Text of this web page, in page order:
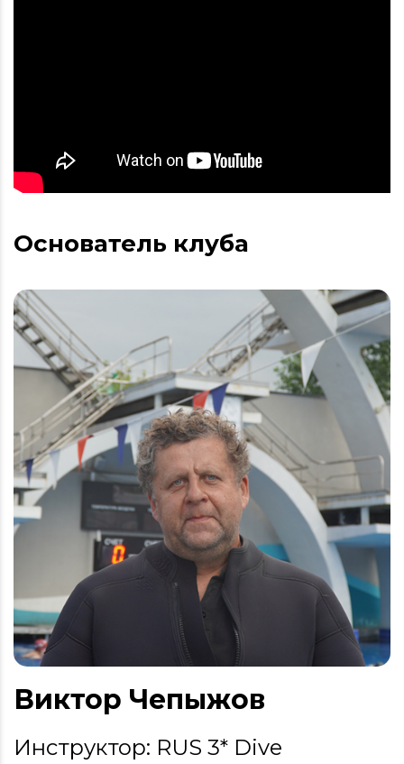
Основатель клуба
Виктор Чепыжов
Инструктор: RUS 3* Dive